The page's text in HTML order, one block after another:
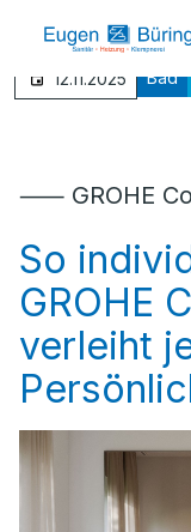
12.11.2025 Bad
⸺ GROHE
So
GROHE
verleiht